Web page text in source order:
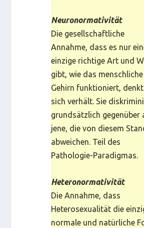
Neuronormativität
Die gesellschaftliche
Annahme, dass es nur
einzige richtige Art und
gibt, wie das menschliche
Gehirn funktioniert, denkt
sich verhält. Sie
grundsätzlich gegenüber
jene, die von diesem
abweichen. Teil des
Pathologie-Paradigmas.
Heteronormativität
Die Annahme, dass
Heterosexualität die
normale und natürliche